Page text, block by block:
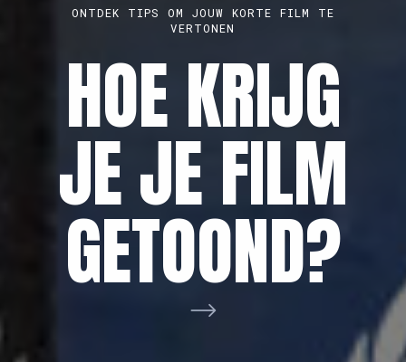
MELD JE
AAN VOOR
DE
ONTDEK TIPS OM JOUW KORTE FILM TE
VERTONEN
HOE KRIJG
JE JE FILM
GETOOND?
MAAK EEN GRATIS PROFIEL AAN
NETWERK
BRABANT